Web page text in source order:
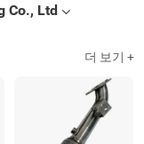
Co., Ltd
더 보기 +